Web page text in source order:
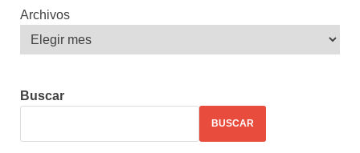
Archivos
Buscar
BUSCAR